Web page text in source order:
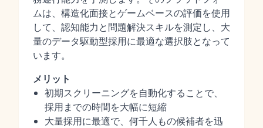
ムは、構造化面接とゲームベースの評価を使用
して、認知能力と問題解決スキルを測定し、大
量のデータ駆動型採用に最適な選択肢となって
います。
メリット
初期スクリーニングを自動化することで、
採用までの時間を大幅に短縮
大量採用に最適で、何千人もの候補者を迅